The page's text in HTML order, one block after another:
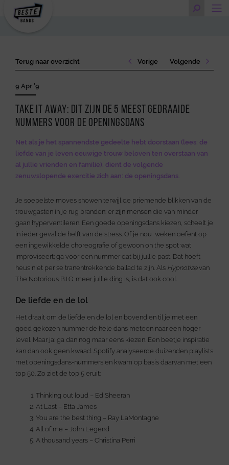
Terug naar overzicht Vorige Volgende
9 Apr '9
Take it away: dit zijn de 5 meest gedraaide
nummers voor de openingsdans
Net als je het spannendste gedeelte hebt doorstaan (lees: de
liefde van je leven eeuwige trouw beloven ten overstaan van
al jullie vrienden en familie), dient de volgende
zenuwslopende exercitie zich aan: de openingsdans.
Je soepelste moves showen terwijl de priemende blikken van de
trouwgasten in je rug branden: er zijn mensen die van minder
gaan hyperventileren. Een goede openingsdans kiezen, scheelt je
in ieder geval de helft van de stress. Of je nou weken oefent op
een ingewikkelde choreografie of gewoon on the spot wat
improviseert; ga voor een nummer dat bij jullie past. Dat hoeft
heus niet per se tranentrekkende ballad te zijn. Als Hypnotizevan
The Notorious B.I.G. meer jullie ding is, is dat ook cool.
De liefde en de lol
Het draait om de liefde en de lol en bovendien til je met een
goed gekozen nummer de hele dans meteen naar een hoger
level. Maar ja: ga dan nog maar eens kiezen. Een beetje inspiratie
kan dan ook geen kwaad. Spotify analyseerde duizenden playlists
met openingsdans-nummers en kwam op basis daarvan met een
top 50. Zo ziet de top 5 eruit:
Thinking out loud – Ed Sheeran
At Last – Etta James
You are the best thing – Ray LaMontagne
All of me – John Legend
A thousand years – Christina Perri